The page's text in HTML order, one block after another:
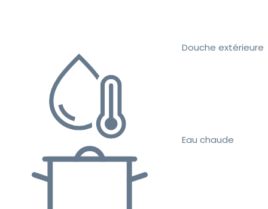
Douche extérieure
Eau chaude